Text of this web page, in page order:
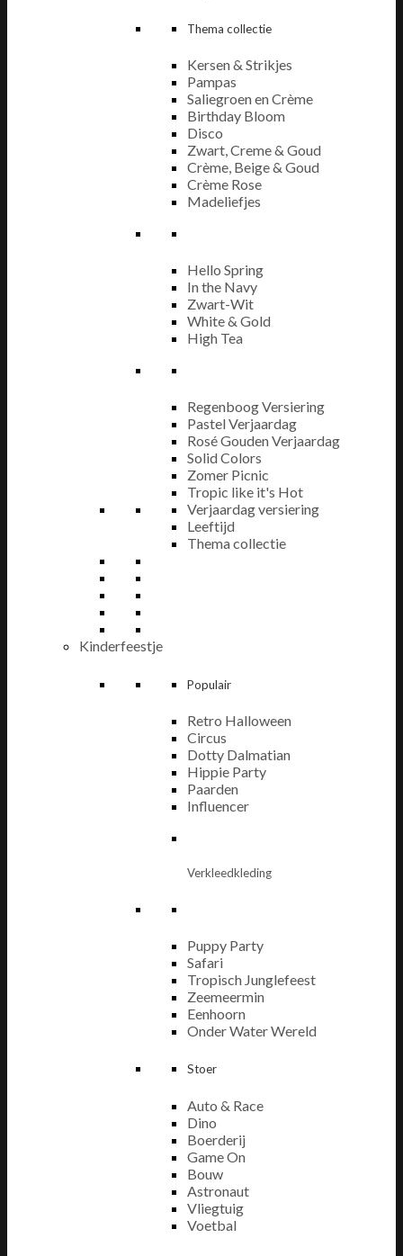
Thema collectie
Kersen & Strikjes
Pampas
Saliegroen en Crème
Birthday Bloom
Disco
Zwart, Creme & Goud
Crème, Beige & Goud
Crème Rose
Madeliefjes
Hello Spring
In the Navy
Zwart-Wit
White & Gold
High Tea
Regenboog Versiering
Pastel Verjaardag
Rosé Gouden Verjaardag
Solid Colors
Zomer Picnic
Tropic like it's Hot
Verjaardag versiering
Leeftijd
Thema collectie
Kinderfeestje
Populair
Retro Halloween
Circus
Dotty Dalmatian
Hippie Party
Paarden
Influencer
Verkleedkleding
Puppy Party
Safari
Tropisch Junglefeest
Zeemeermin
Eenhoorn
Onder Water Wereld
Stoer
Auto & Race
Dino
Boerderij
Game On
Bouw
Astronaut
Vliegtuig
Voetbal